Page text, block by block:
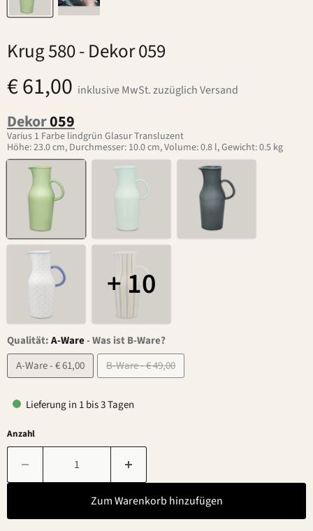
Krug 580- Dekor 059
€ 61,00 inklusive MwSt. zuzüglich Versand
Dekor059
Varius 1 Farbe lindgrün Glasur Transluzent
Höhe: 23.0 cm, Durchmesser: 10.0 cm, Volume: 0.8 l, Gewicht: 0.5 kg
+ 10
Qualität:A-Ware-Was ist B-Ware?
A-Ware - € 61,00
B-Ware - € 49,00
Lieferung in 1 bis 3 Tagen
Anzahl
Zum Warenkorb hinzufügen